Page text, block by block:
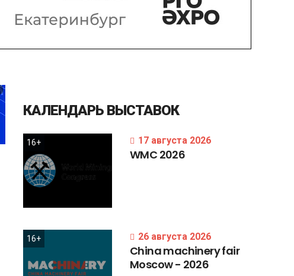
КАЛЕНДАРЬ ВЫСТАВОК
16+ 17 августа 2026
WMC 2026
16+ 26 августа 2026
Chinamachineryfair
Moscow- 2026